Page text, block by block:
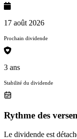
17 août 2026
Prochain dividende
3 ans
Stabilité du dividende
Rythme des
Le dividende est